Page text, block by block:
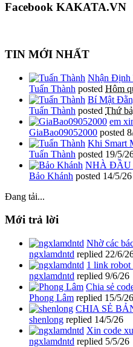
Facebook KAKATA.VN
TIN MỚI NHẤT
Nhận Định
Tuấn Thành posted Hôm
Bí Mật
Tuấn Thành posted Thứ
em
GiaBao09052000 posted
Khi Smart
Tuấn Thành posted 19/5/
NHÀ ĐẦU
Bảo Khánh posted 14/5/26
Đang tải...
Mới trả lời
Nhờ các
ngxlamdntd replied 22/6/
1 link robot
ngxlamdntd replied 9/6/26
Chia sẻ
Phong Lâm replied 15/5/26
CHIA SẺ
shenlong replied 14/5/26
Xin code
ngxlamdntd replied 5/5/26